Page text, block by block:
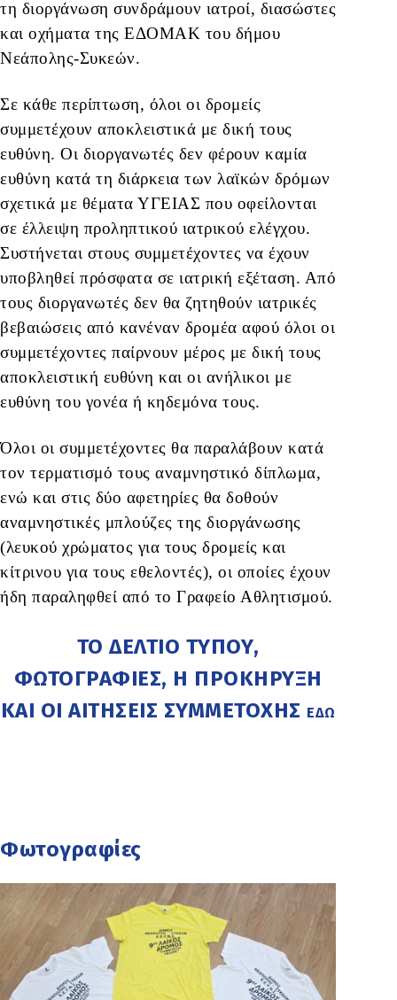
τη διοργάνωση συνδράμουν ιατροί, διασώστες
και οχήματα της ΕΔΟΜΑΚ του δήμου
Νεάπολης-Συκεών.
Σε κάθε περίπτωση, όλοι οι δρομείς
συμμετέχουν αποκλειστικά με δική τους
ευθύνη. Οι διοργανωτές δεν φέρουν καμία
ευθύνη κατά τη διάρκεια των λαϊκών δρόμων
σχετικά με θέματα ΥΓΕΙΑΣ που οφείλονται
σε έλλειψη προληπτικού ιατρικού ελέγχου.
Συστήνεται στους συμμετέχοντες να έχουν
υποβληθεί πρόσφατα σε ιατρική εξέταση. Από
τους διοργανωτές δεν θα ζητηθούν ιατρικές
βεβαιώσεις από κανέναν δρομέα αφού όλοι οι
συμμετέχοντες παίρνουν μέρος με δική τους
αποκλειστική ευθύνη και οι ανήλικοι με
ευθύνη του γονέα ή κηδεμόνα τους.
Όλοι οι συμμετέχοντες θα παραλάβουν κατά
τον τερματισμό τους αναμνηστικό δίπλωμα,
ενώ και στις δύο αφετηρίες θα δοθούν
αναμνηστικές μπλούζες της διοργάνωσης
(λευκού χρώματος για τους δρομείς και
κίτρινου για τους εθελοντές), οι οποίες έχουν
ήδη παραληφθεί από το Γραφείο Αθλητισμού.
ΤΟ ΔΕΛΤΙΟ ΤΥΠΟΥ,
ΦΩΤΟΓΡΑΦΙΕΣ, Η ΠΡΟΚΗΡΥΞΗ
ΚΑΙ ΟΙ ΑΙΤΗΣΕΙΣ ΣΥΜΜΕΤΟΧΗΣ ΕΔΩ
Φωτογραφίες